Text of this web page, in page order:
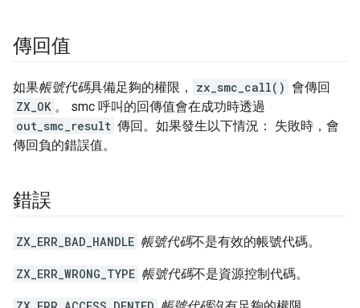
傳回值
如果帳號代碼具備足夠的權限， zx_smc_call() 會傳回
ZX_OK 。 smc 呼叫的回傳值會在成功時透過
out_smc_result 傳回。如果發生以下情況： 失敗時，會
傳回負的錯誤值。
錯誤
ZX_ERR_BAD_HANDLE 帳號代碼不是有效的帳號代碼。
ZX_ERR_WRONG_TYPE 帳號代碼不是資源控制代碼。